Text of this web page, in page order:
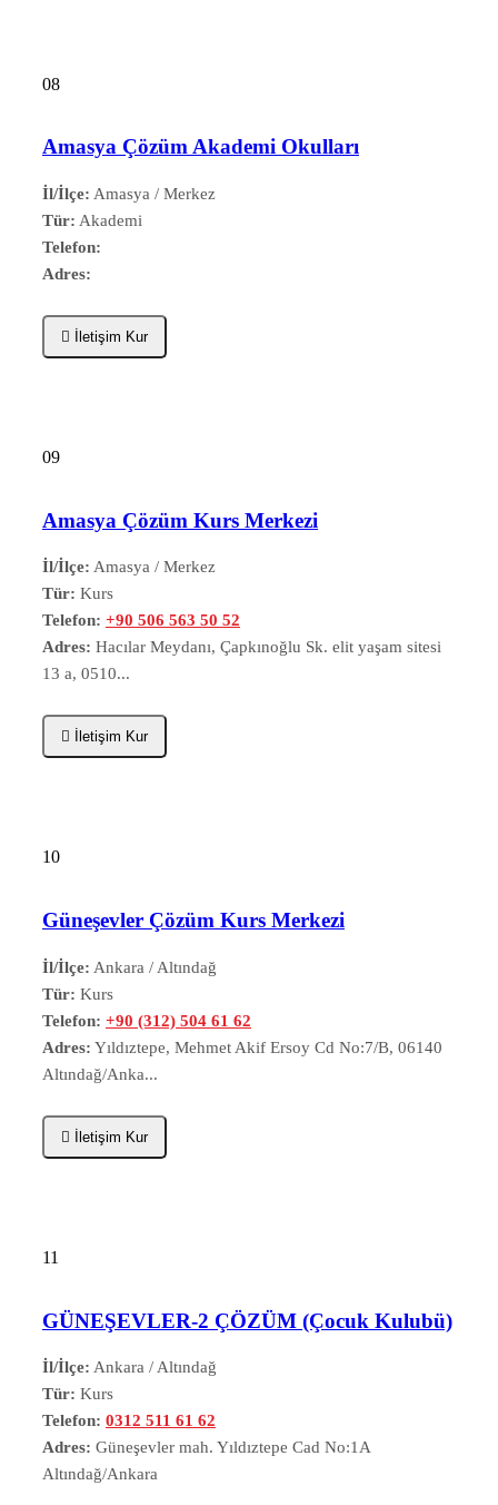
08
Amasya Çözüm Akademi Okulları
İl/İlçe: Amasya / Merkez
Tür: Akademi
Telefon:
Adres:
İletişim Kur
09
Amasya Çözüm Kurs Merkezi
İl/İlçe: Amasya / Merkez
Tür: Kurs
Telefon: +90 506 563 50 52
Adres: Hacılar Meydanı, Çapkınoğlu Sk. elit yaşam sitesi
13 a, 0510...
İletişim Kur
10
Güneşevler Çözüm Kurs Merkezi
İl/İlçe: Ankara / Altındağ
Tür: Kurs
Telefon: +90 (312) 504 61 62
Adres: Yıldıztepe, Mehmet Akif Ersoy Cd No:7/B, 06140
Altındağ/Anka...
İletişim Kur
11
GÜNEŞEVLER-2 ÇÖZÜM (Çocuk Kulubü)
İl/İlçe: Ankara / Altındağ
Tür: Kurs
Telefon: 0312 511 61 62
Adres: Güneşevler mah. Yıldıztepe Cad No:1A
Altındağ/Ankara